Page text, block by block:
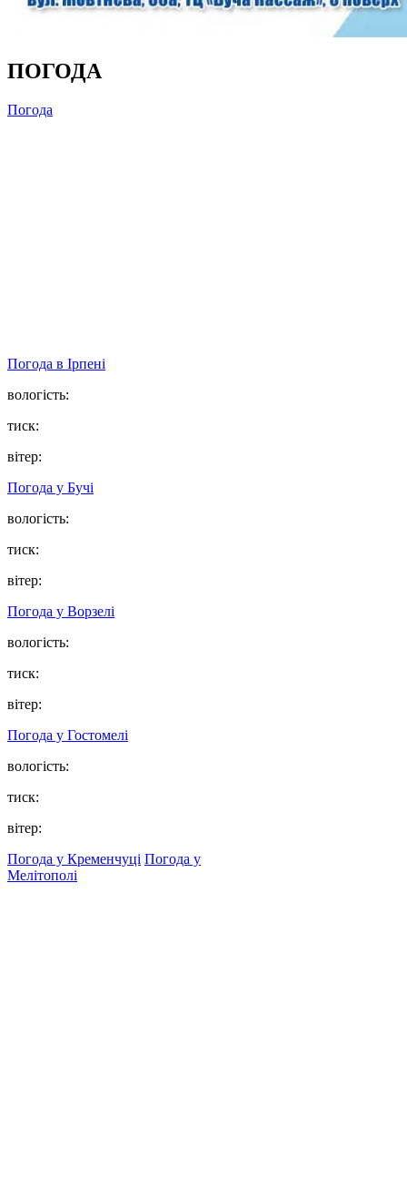
ПОГОДА
Погода
Погода в Ірпені
вологість:
тиск:
вітер:
Погода у Бучі
вологість:
тиск:
вітер:
Погода у Ворзелі
вологість:
тиск:
вітер:
Погода у Гостомелі
вологість:
тиск:
вітер:
Погода у Кременчуці Погода у
Мелітополі